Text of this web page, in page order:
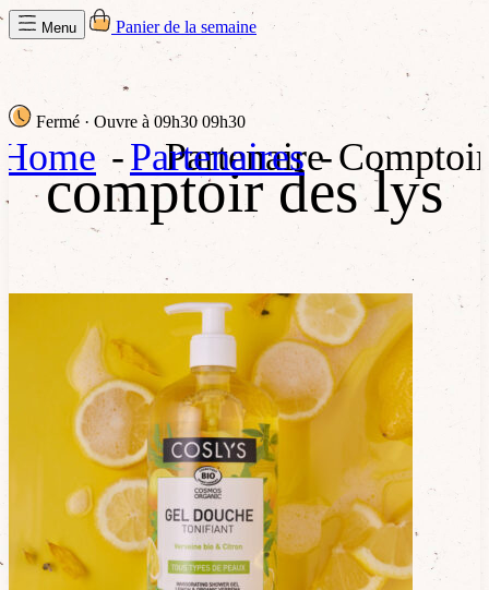
Menu Panier de la semaine
Fermé · Ouvre à 09h30 09h30
Partenaire
Home Partenaires
comptoir des lys